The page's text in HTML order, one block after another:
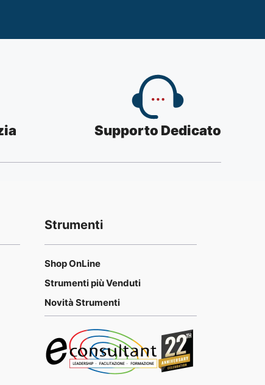
Supporto Dedicato
Strumenti
Shop OnLine
Strumenti più Venduti
Novità Strumenti